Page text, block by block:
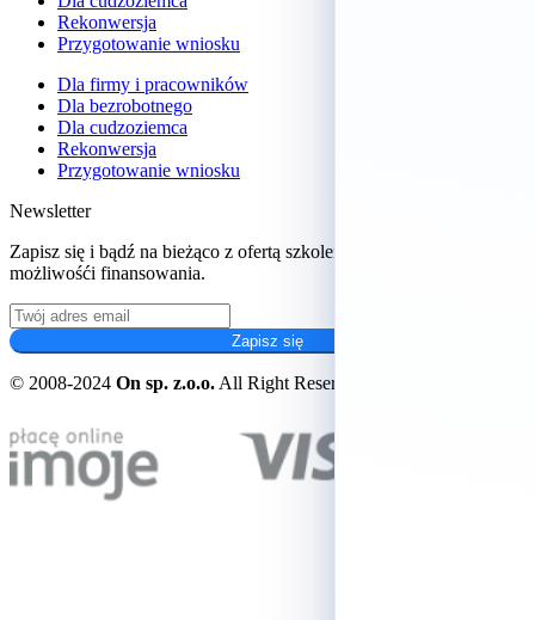
Rekonwersja
Przygotowanie wniosku
Dla firmy i pracowników
Dla bezrobotnego
Dla cudzoziemca
Rekonwersja
Przygotowanie wniosku
Newsletter
Zapisz się i bądź na bieżąco z ofertą szkoleń oraz aktualnych
możliwośći finansowania.
Zapisz się
© 2008-2024 On sp. z.o.o. All Right Reserved.